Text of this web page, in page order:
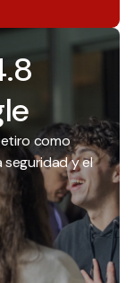
como
seguridad y el